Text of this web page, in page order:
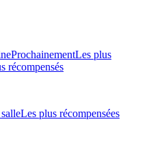
ProchainementLes plus
récompensés
Les plus récompensées